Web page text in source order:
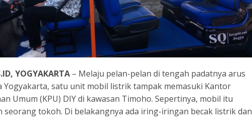
YOGYAKARTA – Melaju pelan-pelan di tengah padatnya arus
Yogyakarta, satu unit mobil listrik tampak memasuki Kantor
Umum (KPU) DIY di kawasan Timoho. Sepertinya, mobil itu
seorang tokoh. Di belakangnya ada iring-iringan becak listrik dan